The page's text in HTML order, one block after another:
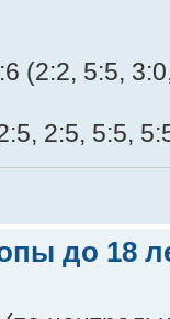
(2:2, 5:5,
2:5, 5:5,
до 18